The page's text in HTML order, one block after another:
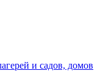
и садов, домов